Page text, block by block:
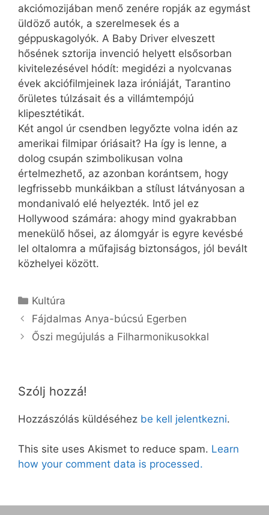
akciómozijában menő zenére ropják az egymást
üldöző autók, a szerelmesek és a
géppuskagolyók. A Baby Driver elveszett
hősének sztorija invenció helyett elsősorban
kivitelezésével hódít: megidézi a nyolcvanas
évek akciófilmjeinek laza iróniáját, Tarantino
őrületes túlzásait és a villámtempójú
klipesztétikát.
Két angol úr csendben legyőzte volna idén az
amerikai filmipar óriásait? Ha így is lenne, a
dolog csupán szimbolikusan volna
értelmezhető, az azonban korántsem, hogy
legfrissebb munkáikban a stílust látványosan a
mondanivaló elé helyezték. Intő jel ez
Hollywood számára: ahogy mind gyakrabban
menekülő hősei, az álomgyár is egyre kevésbé
lel oltalomra a műfajiság biztonságos, jól bevált
közhelyei között.
Kategória
Kultúra
Fájdalmas Anya-búcsú Egerben
Őszi megújulás a Filharmonikusokkal
Szólj hozzá!
Hozzászólás küldéséhez be kell jelentkezni.
This site uses Akismet to reduce spam. Learn
how your comment data is processed.